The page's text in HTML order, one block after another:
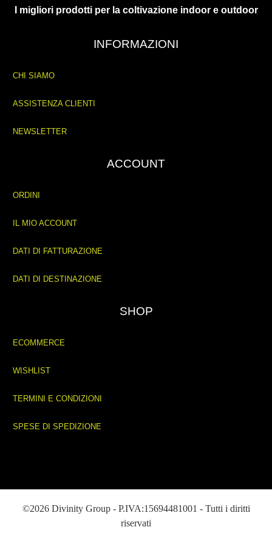
I migliori prodotti per la coltivazione indoor e outdoor
INFORMAZIONI
CHI SIAMO
ASSISTENZA CLIENTI
NEWSLETTER
ACCOUNT
ORDINI
IL MIO ACCOUNT
DATI DI FATTURAZIONE
DATI DI DESTINAZIONE
SHOP
ECOMMERCE
WISHLIST
TERMINI E CONDIZIONI
SPESE DI SPEDIZIONE
©2026 Divinity Group - P.IVA:15694481001 - Tutti i diritti
riservati